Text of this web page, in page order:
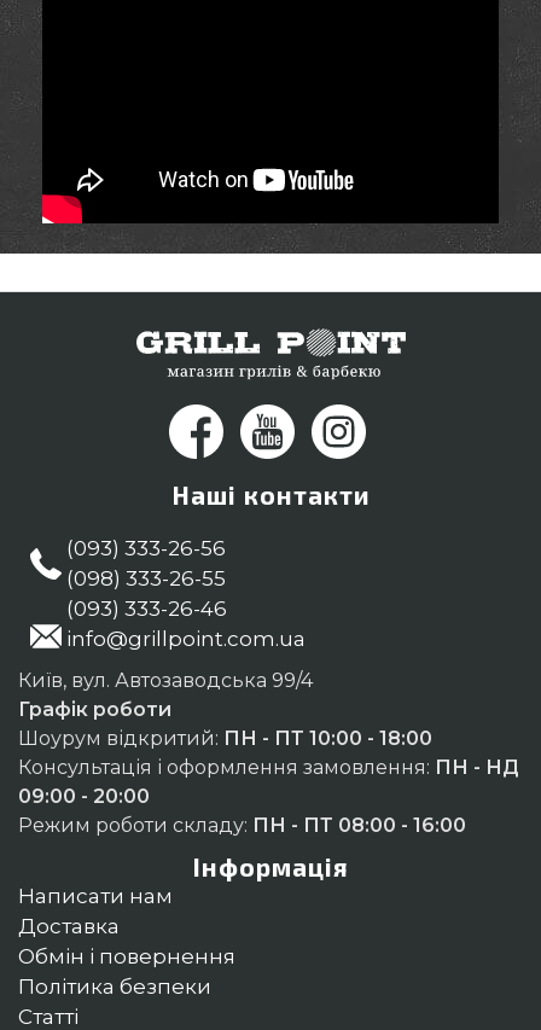
Наші контакти
(093) 333-26-56
(098) 333-26-55
(093) 333-26-46
info@grillpoint.com.ua
Київ, вул. Автозаводська 99/4
Графік роботи
Шоурум відкритий: ПН - ПТ 10:00 - 18:00
Консультація і оформлення замовлення: ПН - НД
09:00 - 20:00
Режим роботи складу: ПН - ПТ 08:00 - 16:00
Інформація
Написати нам
Доставка
Обмін і повернення
Політика безпеки
Статті